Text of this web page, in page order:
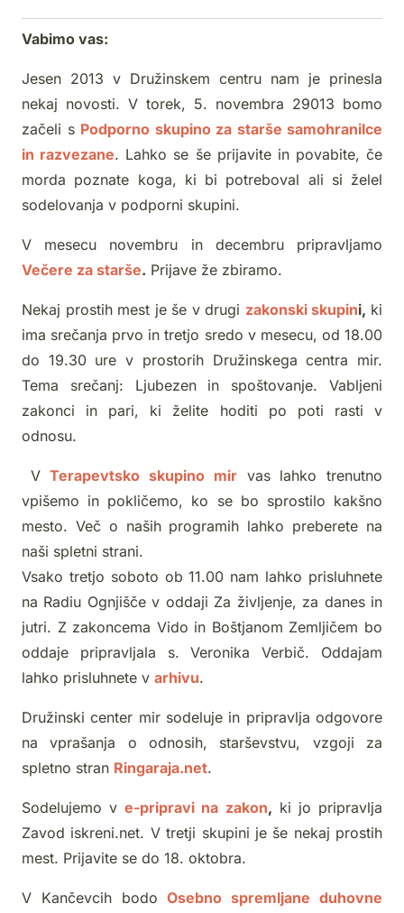
Vabimo vas:
Jesen 2013 v Družinskem centru nam je prinesla
nekaj novosti. V torek, 5. novembra 29013 bomo
začeli s Podporno skupino za starše samohranilce
in razvezane. Lahko se še prijavite in povabite, če
morda poznate koga, ki bi potreboval ali si želel
sodelovanja v podporni skupini.
V mesecu novembru in decembru pripravljamo
Večere za starše. Prijave že zbiramo.
Nekaj prostih mest je še v drugi zakonski skupini, ki
ima srečanja prvo in tretjo sredo v mesecu, od 18.00
do 19.30 ure v prostorih Družinskega centra mir.
Tema srečanj: Ljubezen in spoštovanje. Vabljeni
zakonci in pari, ki želite hoditi po poti rasti v
odnosu.
VTerapevtsko skupino mirvas lahko trenutno
vpišemo in pokličemo, ko se bo sprostilo kakšno
mesto. Več o naših programih lahko preberete na
naši spletni strani.
Vsako tretjo soboto ob 11.00 nam lahko prisluhnete
na Radiu Ognjišče v oddaji Za življenje, za danes in
jutri. Z zakoncema Vido in Boštjanom Zemljičem bo
oddaje pripravljala s. Veronika Verbič. Oddajam
lahko prisluhnete v arhivu.
Družinski center mir sodeluje in pripravlja odgovore
na vprašanja o odnosih, starševstvu, vzgoji za
spletno stran Ringaraja.net.
Sodelujemo ve-pripravi na zakon, ki jo pripravlja
Zavod iskreni.net. V tretji skupini je še nekaj prostih
mest. Prijavite se do 18. oktobra.
V Kančevcih bodoOsebno spremljane duhovne